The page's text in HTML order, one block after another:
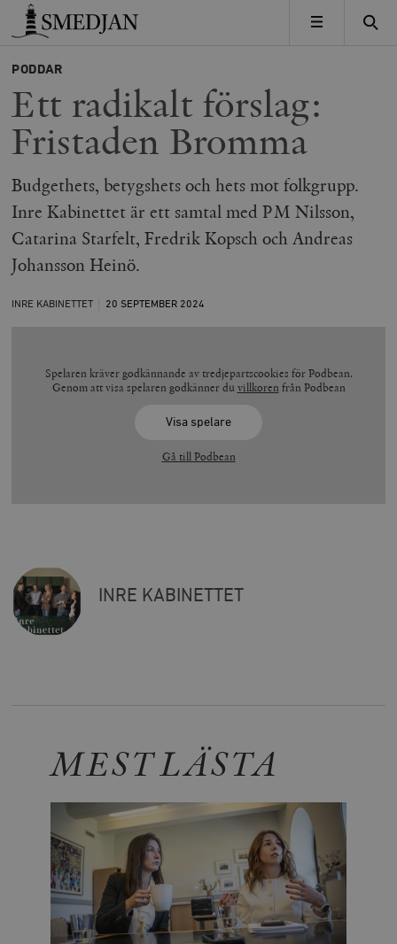
Timbro
MENY
PODDAR
Ett radikalt förslag:
Fristaden Bromma
Budgethets, betygshets och hets mot folkgrupp.
Inre Kabinettet är ett samtal med PM Nilsson,
Catarina Starfelt, Fredrik Kopsch och Andreas
Johansson Heinö.
INRE KABINETTET 20 SEPTEMBER 2024
Spelaren kräver godkännande av tredjepartscookies för Podbean.
Genom att visa spelaren godkänner du villkoren från Podbean
Visa spelare
Gå till Podbean
INRE KABINETTET
MEST LÄSTA